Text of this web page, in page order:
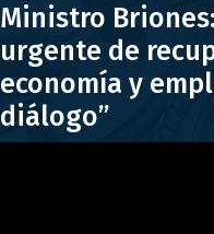
Ministro
urgente de
economía y
diálogo”